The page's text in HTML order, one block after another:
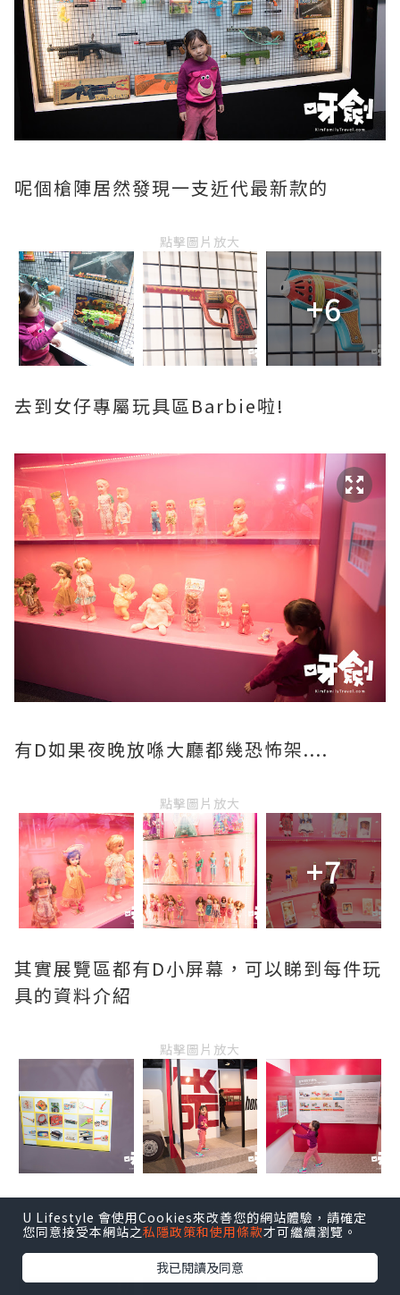
呢個槍陣居然發現一支近代最新款的
點擊圖片放大
+6
去到女仔專屬玩具區Barbie啦!
有D如果夜晚放喺大廳都幾恐怖架....
點擊圖片放大
+7
其實展覽區都有D小屏幕，可以睇到每件玩
具的資料介紹
點擊圖片放大
每個人都必定玩過這玩意兒!
點擊圖片放大
U Lifestyle 會使用Cookies來改善您的網站體驗，請確定
您同意接受本網站之私隱政策和使用條款才可繼續瀏覽。
我已閱讀及同意